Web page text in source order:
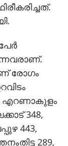
രോഗം
എറണാകുളം
348,
443,
289,